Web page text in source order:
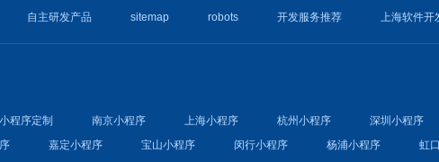
自主研发产品 sitemap robots 开发服务推荐 上海软件开
小程序定制 南京小程序 上海小程序 杭州小程序 深圳小程序
嘉定小程序 宝山小程序 闵行小程序 杨浦小程序 虹